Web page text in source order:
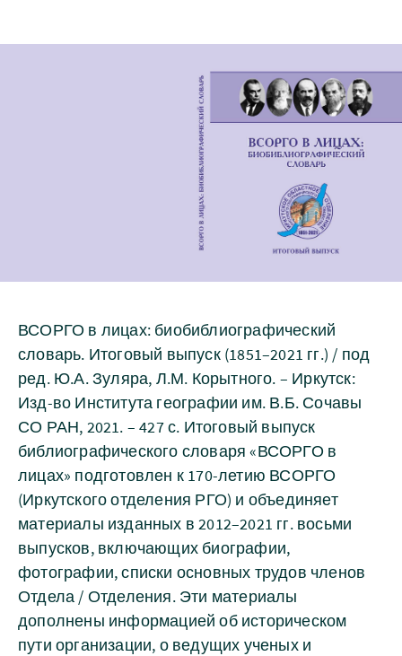
ВСОРГО в лицах: биобиблиографический
словарь. Итоговый выпуск (1851–2021 гг.) / под
ред. Ю.А. Зуляра, Л.М. Корытного. – Иркутск:
Изд-во Института географии им. В.Б. Сочавы
СО РАН, 2021. – 427 с. Итоговый выпуск
библиографического словаря «ВСОРГО в
лицах» подготовлен к 170-летию ВСОРГО
(Иркутского отделения РГО) и объединяет
материалы изданных в 2012–2021 гг. восьми
выпусков, включающих биографии,
фотографии, списки основных трудов членов
Отдела / Отделения. Эти материалы
дополнены информацией об историческом
пути организации, о ведущих ученых и